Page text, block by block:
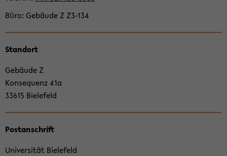
Büro Ge­bäu­de Z Z3-​134
Stand­ort
Ge­bäu­de Z
Kon­se­quenz 41a
33615 Bie­le­feld
Post­an­schrift
Uni­ver­si­tät Bie­le­feld